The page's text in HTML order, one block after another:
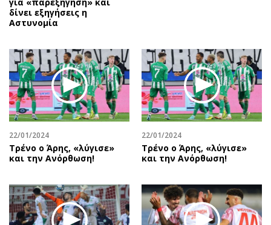
για «παρεξήγηση» και
δίνει εξηγήσεις η
Αστυνομία
22/01/2024
Τρένο ο Άρης, «λύγισε»
και την Ανόρθωση!
22/01/2024
Τρένο ο Άρης, «λύγισε»
και την Ανόρθωση!